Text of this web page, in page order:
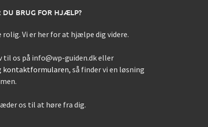
DU BRUG FOR HJÆLP?
rolig. Vi er her for at hjælpe dig videre.
til os på info@wp-guiden.dk eller
kontaktformularen, så finder vi en løsning
os til at høre fra dig.